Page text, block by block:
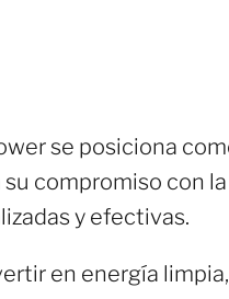
se posiciona
compromiso con
y efectivas.
en energía limpia,